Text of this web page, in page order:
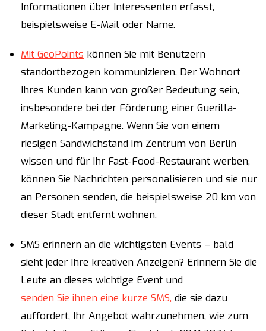
Informationen über Interessenten erfasst,
beispielsweise E-Mail oder Name.
Mit GeoPoints können Sie mit Benutzern
standortbezogen kommunizieren. Der Wohnort
Ihres Kunden kann von großer Bedeutung sein,
insbesondere bei der Förderung einer Guerilla-
Marketing-Kampagne. Wenn Sie von einem
riesigen Sandwichstand im Zentrum von Berlin
wissen und für Ihr Fast-Food-Restaurant werben,
können Sie Nachrichten personalisieren und sie nur
an Personen senden, die beispielsweise 20 km von
dieser Stadt entfernt wohnen.
SMS erinnern an die wichtigsten Events – bald
sieht jeder Ihre kreativen Anzeigen? Erinnern Sie die
Leute an dieses wichtige Event und
senden Sie ihnen eine kurze SMS, die sie dazu
auffordert, Ihr Angebot wahrzunehmen, wie zum